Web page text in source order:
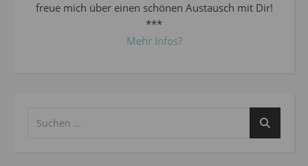
freue mich über einen schönen Austausch mit Dir!
***
Mehr Infos?